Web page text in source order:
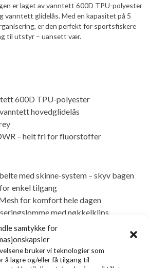
samtykke for
bruker vi teknologier som
å lagre og/eller få tilgang til
er laget av vanntett 600D TPU-polyester
vanntett glidelås. Med en kapasitet på 5
er den perfekt for sportsfiskere
til utstyr – uansett vær.
600D TPU-polyester
hovedglidelås
– helt fri for fluorstoffer
med skinne-system – skyv bagen
enkel tilgang
for komfort hele dagen
med nøkkelklips
vannavvisende glidelås
av fluer eller personlig tilpasning
verktøy og tilbehør
Quick-Buckle™ – kan festes